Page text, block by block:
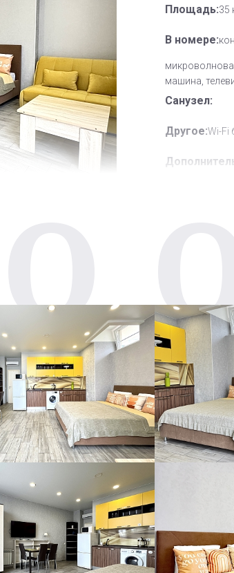
Площадь:35
В номере:
машина,
Санузел:
Другое:Wi-Fi